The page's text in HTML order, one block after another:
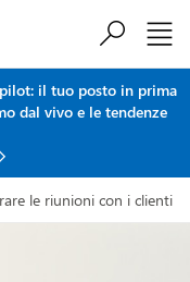
il tuo posto in prima
dal vivo e le tendenze
le riunioni con i clienti